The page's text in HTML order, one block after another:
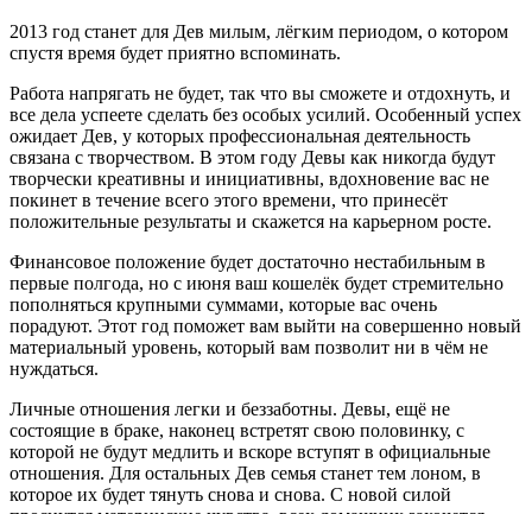
2013 год станет для Дев милым, лёгким периодом, о котором
спустя время будет приятно вспоминать.
Работа напрягать не будет, так что вы сможете и отдохнуть, и
все дела успеете сделать без особых усилий. Особенный успех
ожидает Дев, у которых профессиональная деятельность
связана с творчеством. В этом году Девы как никогда будут
творчески креативны и инициативны, вдохновение вас не
покинет в течение всего этого времени, что принесёт
положительные результаты и скажется на карьерном росте.
Финансовое положение будет достаточно нестабильным в
первые полгода, но с июня ваш кошелёк будет стремительно
пополняться крупными суммами, которые вас очень
порадуют. Этот год поможет вам выйти на совершенно новый
материальный уровень, который вам позволит ни в чём не
нуждаться.
Личные отношения легки и беззаботны. Девы, ещё не
состоящие в браке, наконец встретят свою половинку, с
которой не будут медлить и вскоре вступят в официальные
отношения. Для остальных Дев семья станет тем лоном, в
которое их будет тянуть снова и снова. С новой силой